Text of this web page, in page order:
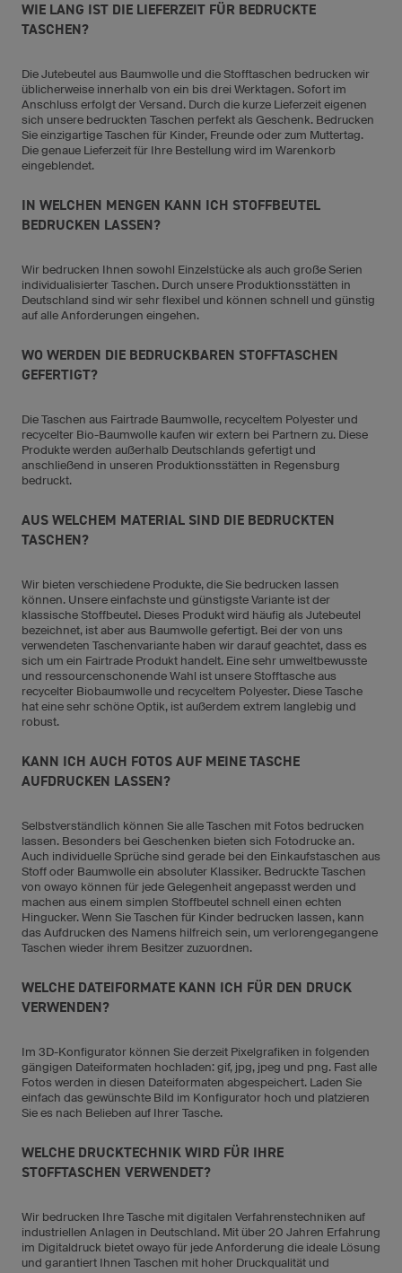
WIE LANG IST DIE LIEFERZEIT FÜR BEDRUCKTE
TASCHEN?
Die Jutebeutel aus Baumwolle und die Stofftaschen bedrucken wir
üblicherweise innerhalb von ein bis drei Werktagen. Sofort im
Anschluss erfolgt der Versand. Durch die kurze Lieferzeit eigenen
sich unsere bedruckten Taschen perfekt als Geschenk. Bedrucken
Sie einzigartige Taschen für Kinder, Freunde oder zum Muttertag.
Die genaue Lieferzeit für Ihre Bestellung wird im Warenkorb
eingeblendet.
IN WELCHEN MENGEN KANN ICH STOFFBEUTEL
BEDRUCKEN LASSEN?
Wir bedrucken Ihnen sowohl Einzelstücke als auch große Serien
individualisierter Taschen. Durch unsere Produktionsstätten in
Deutschland sind wir sehr flexibel und können schnell und günstig
auf alle Anforderungen eingehen.
WO WERDEN DIE BEDRUCKBAREN STOFFTASCHEN
GEFERTIGT?
Die Taschen aus Fairtrade Baumwolle, recyceltem Polyester und
recycelter Bio-Baumwolle kaufen wir extern bei Partnern zu. Diese
Produkte werden außerhalb Deutschlands gefertigt und
anschließend in unseren Produktionsstätten in Regensburg
bedruckt.
AUS WELCHEM MATERIAL SIND DIE BEDRUCKTEN
TASCHEN?
Wir bieten verschiedene Produkte, die Sie bedrucken lassen
können. Unsere einfachste und günstigste Variante ist der
klassische Stoffbeutel. Dieses Produkt wird häufig als Jutebeutel
bezeichnet, ist aber aus Baumwolle gefertigt. Bei der von uns
verwendeten Taschenvariante haben wir darauf geachtet, dass es
sich um ein Fairtrade Produkt handelt. Eine sehr umweltbewusste
und ressourcenschonende Wahl ist unsere Stofftasche aus
recycelter Biobaumwolle und recyceltem Polyester. Diese Tasche
hat eine sehr schöne Optik, ist außerdem extrem langlebig und
robust.
KANN ICH AUCH FOTOS AUF MEINE TASCHE
AUFDRUCKEN LASSEN?
Selbstverständlich können Sie alle Taschen mit Fotos bedrucken
lassen. Besonders bei Geschenken bieten sich Fotodrucke an.
Auch individuelle Sprüche sind gerade bei den Einkaufstaschen aus
Stoff oder Baumwolle ein absoluter Klassiker. Bedruckte Taschen
von owayo können für jede Gelegenheit angepasst werden und
machen aus einem simplen Stoffbeutel schnell einen echten
Hingucker. Wenn Sie Taschen für Kinder bedrucken lassen, kann
das Aufdrucken des Namens hilfreich sein, um verlorengegangene
Taschen wieder ihrem Besitzer zuzuordnen.
WELCHE DATEIFORMATE KANN ICH FÜR DEN DRUCK
VERWENDEN?
Im 3D-Konfigurator können Sie derzeit Pixelgrafiken in folgenden
gängigen Dateiformaten hochladen: gif, jpg, jpeg und png. Fast alle
Fotos werden in diesen Dateiformaten abgespeichert. Laden Sie
einfach das gewünschte Bild im Konfigurator hoch und platzieren
Sie es nach Belieben auf Ihrer Tasche.
WELCHE DRUCKTECHNIK WIRD FÜR IHRE
STOFFTASCHEN VERWENDET?
Wir bedrucken Ihre Tasche mit digitalen Verfahrenstechniken auf
industriellen Anlagen in Deutschland. Mit über 20 Jahren Erfahrung
im Digitaldruck bietet owayo für jede Anforderung die ideale Lösung
und garantiert Ihnen Taschen mit hoher Druckqualität und